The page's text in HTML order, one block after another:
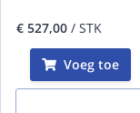
€ 527,00 / STK
Voeg toe